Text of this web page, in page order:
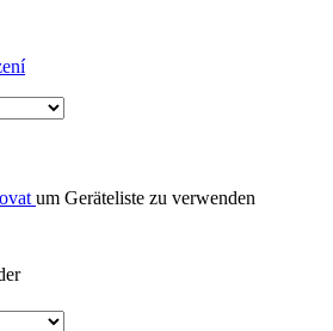
um Geräteliste zu verwenden